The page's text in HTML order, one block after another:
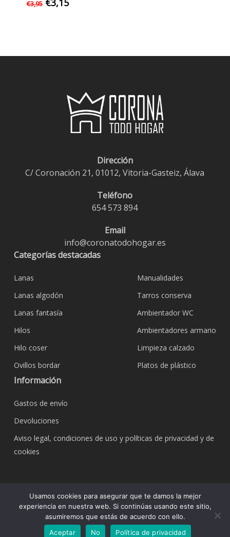
€3,95 €3,15
Dirección
C/ Coronación 21, 01012, Vitoria-Gasteiz, Álava
Teléfono
654 573 894
Email
info@coronatodohogar.es
Categorías destacadas
Lanas
Lanas algodón
Lanas fantasía
Hilos
Hilo coser
Ovillos bordar
Manualidades
Tarros conserva
Ambientador WC
Ambientadores armario
Limpieza calzado
Platos de plástico
Información
Gastos de envío
Devoluciones
Aviso legal, condiciones de uso y políticas de privacidad y de
cookies
© 2026 Bazar Corona Todo Hogar. Todos los
derechos reservados.
Usamos cookies para asegurar que te damos la mejor
experiencia en nuestra web. Si continúas usando este sitio,
asumiremos que estás de acuerdo con ello.
Aceptar
No Política de privacidad